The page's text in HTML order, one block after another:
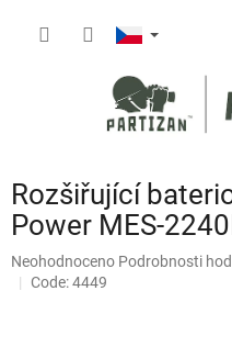
Rozšiřující
Power MES-
Průměrné
hodnocení
Neohodnoceno Podrobnosti
Code: 4449